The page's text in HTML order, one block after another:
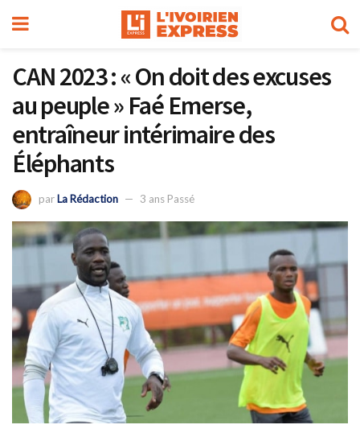
CAN 2023 : « On doit des excuses
au peuple » Faé Emerse,
entraîneur intérimaire des
Éléphants
parLa Rédaction 3 ans Passé